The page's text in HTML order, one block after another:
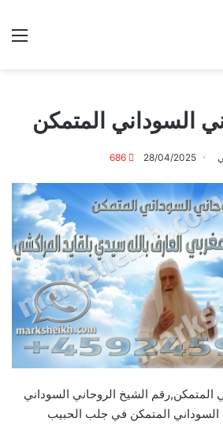
السوداني المتمكن
28/04/2025
686
المتمكن,رقم الشيخ الروحاني السوداني
السوداني المتمكن في جلب الحبيب